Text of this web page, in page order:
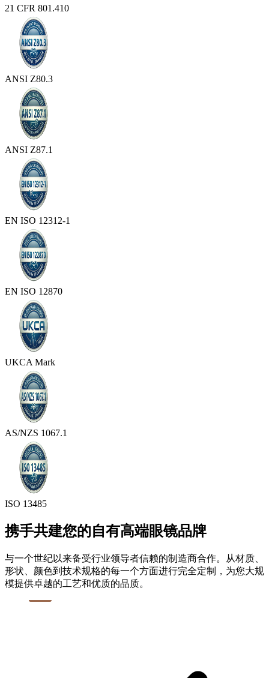
21 CFR 801.410
ANSI Z80.3
ANSI Z87.1
EN ISO 12312-1
EN ISO 12870
UKCA Mark
AS/NZS 1067.1
ISO 13485
携手共建您的自有高端眼镜品牌
与一个世纪以来备受行业领导者信赖的制造商合作。从材质、
形状、颜色到技术规格的每一个方面进行完全定制，为您大规
模提供卓越的工艺和优质的品质。